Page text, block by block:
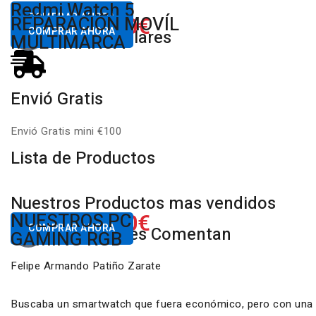
Desde80,00€
COMPRAR AHORA
Redmi Watch 5
Xiaomi
Desde650.00€
COMPRAR AHORA
REPARACIÓN MOVÍL
MULTIMARCA
Productos Populares
Envió Gratis
Envió Gratis mini €100
Lista de Productos
Nuestros Productos mas vendidos
Desde650.00€
COMPRAR AHORA
NUESTROS PC
GAMING RGB
Nuestros Clientes Comentan
Felipe Armando Patiño Zarate
Buscaba un smartwatch que fuera económico, pero con